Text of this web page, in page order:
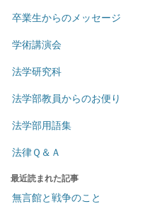
卒業生からのメッセージ
学術講演会
法学研究科
法学部教員からのお便り
法学部用語集
法律Ｑ＆Ａ
最近読まれた記事
無言館と戦争のこと